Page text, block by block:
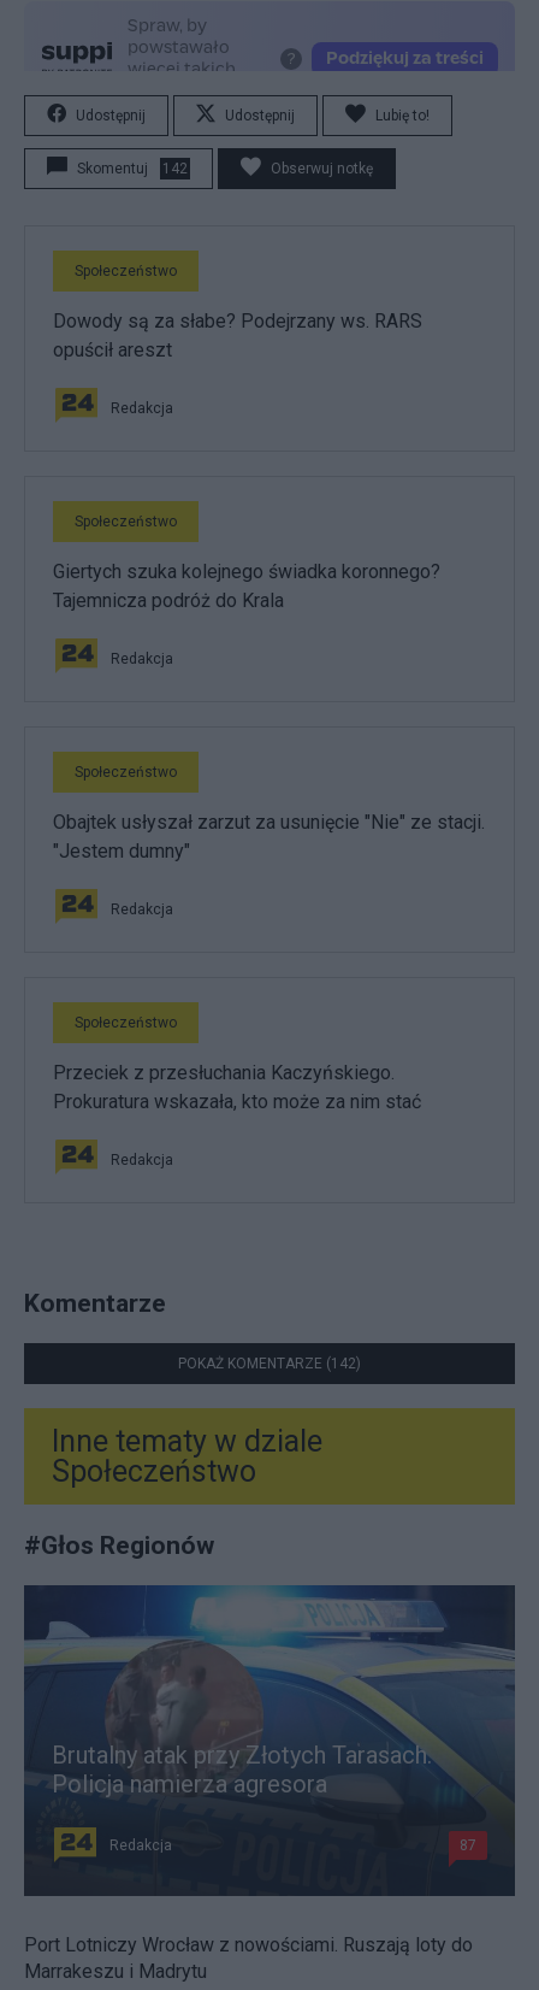
Udostępnij Udostępnij Lubię to!
Skomentuj 142 Obserwuj notkę
Społeczeństwo
Dowody są za słabe? Podejrzany ws. RARS
opuścił areszt
Redakcja
Społeczeństwo
Giertych szuka kolejnego świadka koronnego?
Tajemnicza podróż do Krala
Redakcja
Społeczeństwo
Obajtek usłyszał zarzut za usunięcie "Nie" ze stacji.
"Jestem dumny"
Redakcja
Społeczeństwo
Przeciek z przesłuchania Kaczyńskiego.
Prokuratura wskazała, kto może za nim stać
Redakcja
Komentarze
POKAŻ KOMENTARZE (142)
Inne tematy w dziale
Społeczeństwo
#Głos Regionów
Brutalny atak przy Złotych Tarasach.
Policja namierza agresora
Redakcja 87
Port Lotniczy Wrocław z nowościami. Ruszają loty do
Marrakeszu i Madrytu